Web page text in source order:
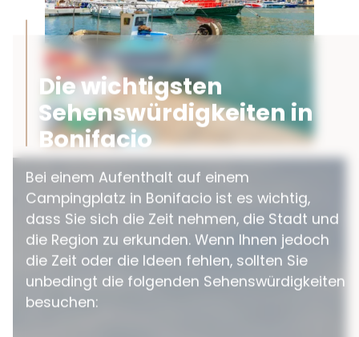
Die wichtigsten
Sehenswürdigkeiten in
Bonifacio
Bei einem Aufenthalt auf einem
Campingplatz in Bonifacio ist es wichtig,
dass Sie sich die Zeit nehmen, die Stadt und
die Region zu erkunden. Wenn Ihnen jedoch
die Zeit oder die Ideen fehlen, sollten Sie
unbedingt die folgenden Sehenswürdigkeiten
besuchen: